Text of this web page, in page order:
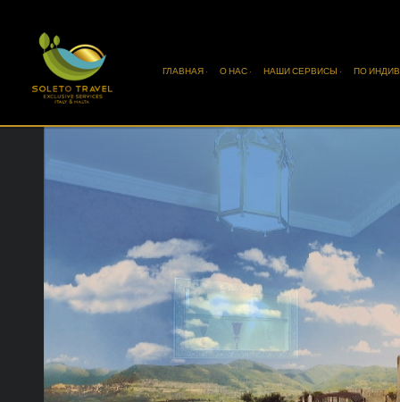
ГЛАВНАЯ · О НАС · НАШИ СЕРВИСЫ · ПО